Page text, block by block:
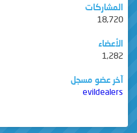
المشاركات
18,720
الأعضاء
1,282
آخر عضو مسجل
evildealers